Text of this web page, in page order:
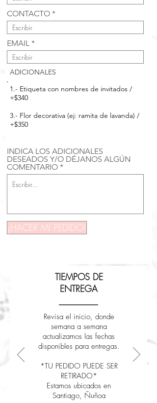
CONTACTO
EMAIL
ADICIONALES
1.- Etiqueta con nombres de invitados /
+$340
3.- Flor decorativa (ej: ramita de lavanda) /
+$350
INDICA LOS ADICIONALES
DESEADOS Y/O DÉJANOS ALGÚN
COMENTARIO
¡HACER MI PEDIDO!
TIEMPOS DE
ENTREGA
Revisa el inicio, donde
semana a semana
actualizamos las fechas
disponibles para entregas.
*TU PEDIDO PUEDE SER
RETIRADO*
Estamos ubicados en
Santiago, Ñuñoa